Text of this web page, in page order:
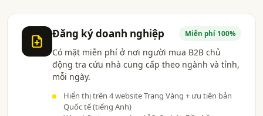
Đăng ký doanh nghiệp Miễn phí 100%
Có mặt miễn phí ở nơi người mua B2B chủ
động tra cứu nhà cung cấp theo ngành và tỉnh,
mỗi ngày.
Hiển thị trên 4 website Trang Vàng + ưu tiên bản
Quốc tế (tiếng Anh)